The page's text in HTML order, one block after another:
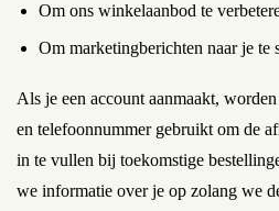
Om ons winkelaanbod te
Om marketingberichten naar je te
Als je een account aanmaakt,
en telefoonnummer gebruikt om de
in te vullen bij toekomstige
we informatie over je op zolang we